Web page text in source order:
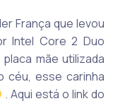
França que levou
Intel Core 2 Duo
mãe utilizada
céu, esse carinha
. Aqui está o link do